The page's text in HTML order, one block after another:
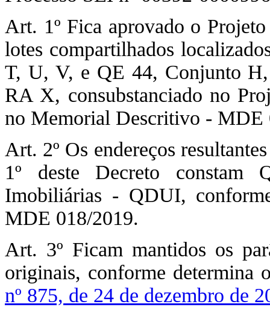
Art. 1º Fica aprovado o
lotes compartilhados
T, U, V, e QE 44, Conjunto
RA X, consubstanciado no
no Memorial Descritivo - MDE
Art. 2º Os endereços
1º deste Decreto constam
Imobiliárias - QDUI,
MDE 018/2019.
Art. 3º Ficam mantidos os
originais, conforme determina
nº 875, de 24 de dezembro de